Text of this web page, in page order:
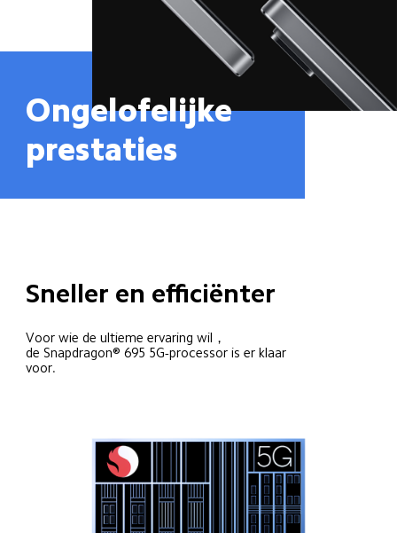
Ongelofelijke
prestaties
Sneller en efficiënter
Voor wie de ultieme ervaring wil，
de Snapdragon® 695 5G-processor is er klaar